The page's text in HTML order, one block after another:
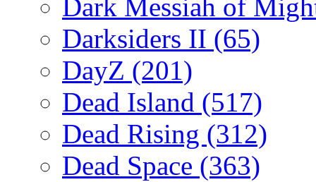
Dark Messiah of
Darksiders II (65)
DayZ (201)
Dead Island (517)
Dead Rising (312)
Dead Space (363)